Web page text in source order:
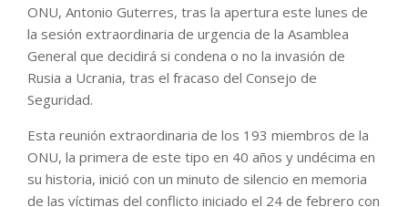
ONU, Antonio Guterres, tras la apertura este lunes de
la sesión extraordinaria de urgencia de la Asamblea
General que decidirá si condena o no la invasión de
Rusia a Ucrania, tras el fracaso del Consejo de
Seguridad.
Esta reunión extraordinaria de los 193 miembros de la
ONU, la primera de este tipo en 40 años y undécima en
su historia, inició con un minuto de silencio en memoria
de las víctimas del conflicto iniciado el 24 de febrero con